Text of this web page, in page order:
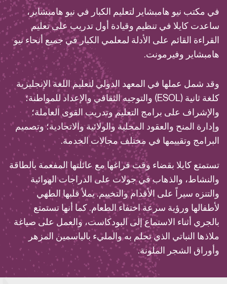
في مكتب نيو هامبشاير لتعليم الكبار في نيو هامبشاير،
ساعدت كايلا في تنظيم وقيادة أول تدريب على تعليم
القراءة القائم على الأدلة لمعلمي الكبار في جميع أنحاء نيو
هامبشاير وفيرمونت.
وقد شمل عملها في المعهد الدولي لتعليم اللغة الإنجليزية
كلغة ثانية (ESOL) والتوجيه الثقافي والإعداد للمواطنة؛
والإشراف على برامج التعليم وتدريب القوى العاملة؛
وإدارة المنح والعقود المحلية والولائية والاتحادية؛ وتصميم
البرامج وتقييمها في مختلف مجالات الخدمة.
تستمتع كايلا بقضاء وقت فراغها مع عائلتها المفعمة بالطاقة
والنشاط، والذهاب في جولات على الدراجات الهوائية
والتنزه سيراً على الأقدام والتخييم. يملأ قلبها الطهي
لأطفالها ورؤية سرعة اختفاء الطعام. كما أنها تستمتع
بالجري أثناء الاستماع إلى البودكاست، والعمل على صياغة
ملاذها النباتي الذي تحلم به والمليء بالياسمين المزهر
وأوراق الشجر الملونة.